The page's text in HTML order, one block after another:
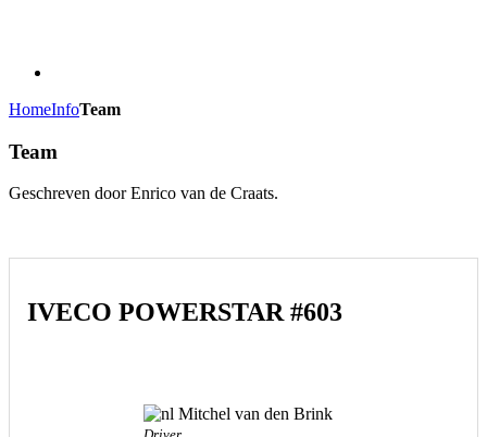
HomeInfoTeam
Team
Geschreven door Enrico van de Craats.
IVECO POWERSTAR #603
Mitchel van den Brink